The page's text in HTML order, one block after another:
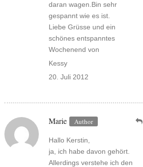
daran wagen.Bin sehr
gespannt wie es ist.
Liebe Grüsse und ein
schönes entspanntes
Wochenend von
Kessy
20. Juli 2012
Marie
Hallo Kerstin,
ja, ich habe davon gehört.
Allerdings verstehe ich den